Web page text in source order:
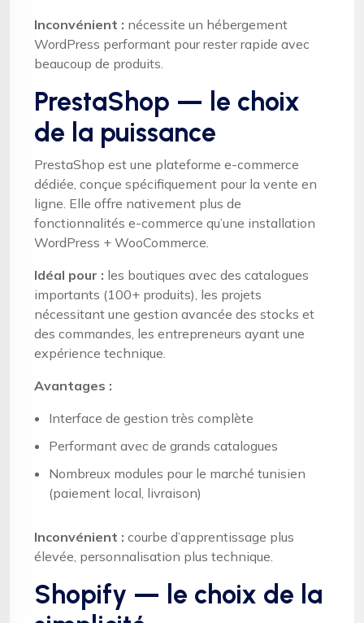
Inconvénient : nécessite un hébergement
WordPress performant pour rester rapide avec
beaucoup de produits.
PrestaShop — le choix
de la puissance
PrestaShop est une plateforme e-commerce
dédiée, conçue spécifiquement pour la vente en
ligne. Elle offre nativement plus de
fonctionnalités e-commerce qu’une installation
WordPress + WooCommerce.
Idéal pour : les boutiques avec des catalogues
importants (100+ produits), les projets
nécessitant une gestion avancée des stocks et
des commandes, les entrepreneurs ayant une
expérience technique.
Avantages :
Interface de gestion très complète
Performant avec de grands catalogues
Nombreux modules pour le marché tunisien
(paiement local, livraison)
Inconvénient : courbe d’apprentissage plus
élevée, personnalisation plus technique.
Shopify — le choix de la